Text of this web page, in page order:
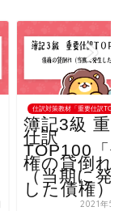
仕訳対策教材「重要仕訳
簿記3級 重
仕訳
TOP100「
権の貸倒れ
（当期に発
した債権）
2021年5